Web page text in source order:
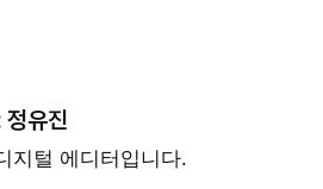
정유진
지털 에디터입니다.